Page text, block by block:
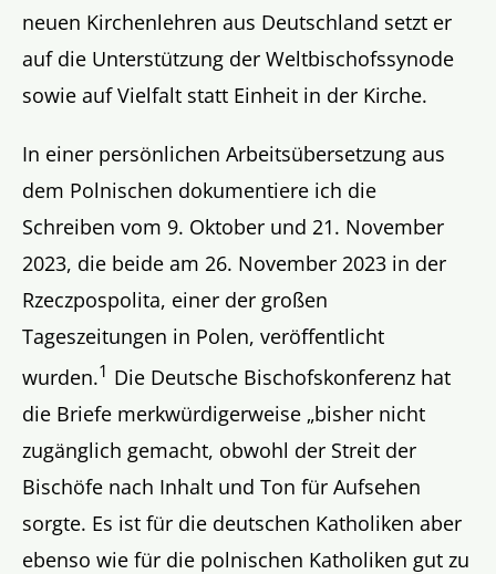
neuen Kirchenlehren aus Deutschland setzt er
auf die Unterstützung der Weltbischofssynode
sowie auf Vielfalt statt Einheit in der Kirche.
In einer persönlichen Arbeitsübersetzung aus
dem Polnischen dokumentiere ich die
Schreiben vom 9. Oktober und 21. November
2023, die beide am 26. November 2023 in der
Rzeczpospolita, einer der großen
Tageszeitungen in Polen, veröffentlicht
wurden.1 Die Deutsche Bischofskonferenz hat
die Briefe merkwürdigerweise „bisher nicht
zugänglich gemacht, obwohl der Streit der
Bischöfe nach Inhalt und Ton für Aufsehen
sorgte. Es ist für die deutschen Katholiken aber
ebenso wie für die polnischen Katholiken gut zu